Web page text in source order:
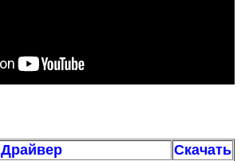
Драйвер Скачать